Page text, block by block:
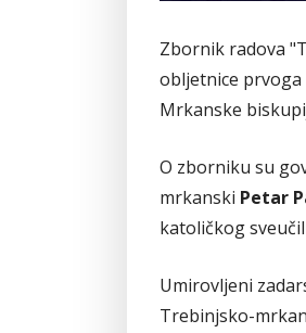
Zbornik radova
obljetnice
Mrkanske
O zborniku su
mrkanski Petar
katoličkog
Umirovljeni
Trebinjsko-